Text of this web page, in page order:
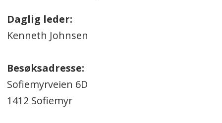
Daglig leder:
Kenneth Johnsen
Besøksadresse:
Sofiemyrveien 6D
1412 Sofiemyr